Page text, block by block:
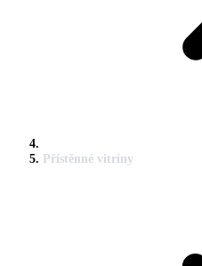
Přístěnné vitríny